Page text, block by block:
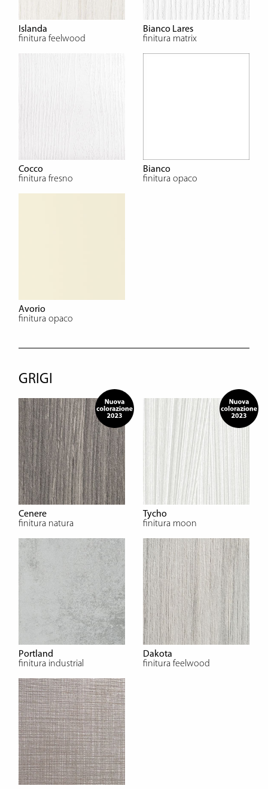
Islanda
finitura feelwood
Bianco Lares
finitura matrix
Cocco
finitura fresno
Bianco
finitura opaco
Avorio
finitura opaco
GRIGI
Cenere
finitura natura
Tycho
finitura moon
Portland
finitura industrial
Dakota
finitura feelwood